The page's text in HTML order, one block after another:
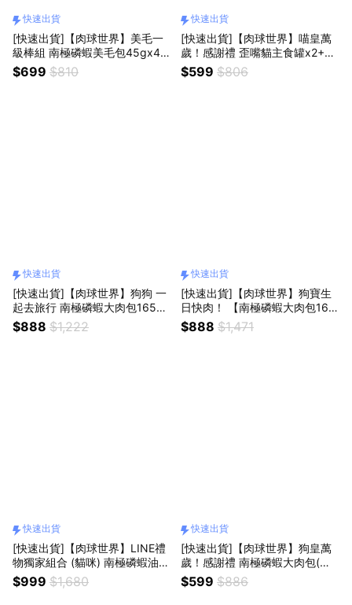
快速出貨
[快速出貨]【肉球世界】美毛一
級棒組 南極磷蝦美毛包45gx4
+南極磷蝦MAXx1盒
$699 $810
快速出貨
[快速出貨]【肉球世界】喵皇萬
歲！感謝禮 歪嘴貓主食罐x2+鮮
味大絲x2+南極磷蝦營養補充條x
1盒
$599 $806
快速出貨
[快速出貨]【肉球世界】狗狗 一
起去旅行 南極磷蝦大肉包165gx
4包+南極磷蝦MAXx1盒
$888 $1,222
快速出貨
[快速出貨]【肉球世界】狗寶生
日快肉！ 【南極磷蝦大肉包165
gx2(包) +法式饗宴凍乾x1(包)
+南極磷蝦營養補充條x1(盒)】
$888 $1,471
快速出貨
[快速出貨]【肉球世界】LINE禮
物獨家組合 (貓咪) 南極磷蝦油15
mlx1+南極磷蝦大肉包45gx2
+南極磷蝦試吃包x5
$999 $1,680
快速出貨
[快速出貨]【肉球世界】狗皇萬
歲！感謝禮 南極磷蝦大肉包(狗)
165gx2+南極磷蝦營養補充條x1
盒
$599 $886